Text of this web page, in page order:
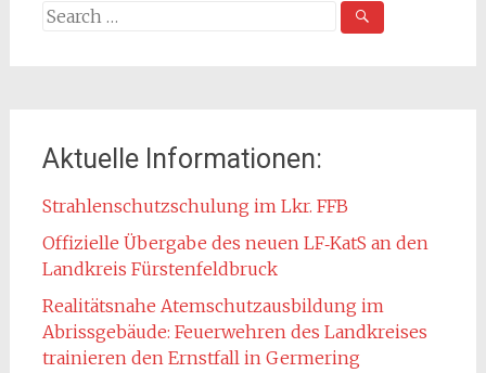
Search
Aktuelle Informationen:
Strahlenschutzschulung im Lkr. FFB
Offizielle Übergabe des neuen LF‑KatS an den
Landkreis Fürstenfeldbruck
Realitätsnahe Atemschutzausbildung im
Abrissgebäude: Feuerwehren des Landkreises
trainieren den Ernstfall in Germering